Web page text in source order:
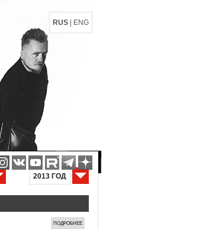
RUS ENG
2013 ГОД
ПОДРОБНЕЕ